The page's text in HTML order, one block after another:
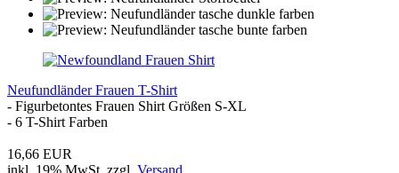
Neufundländer Frauen T-Shirt
- Figurbetontes Frauen Shirt Größen S-XL
- 6 T-Shirt Farben
16,66 EUR
inkl. 19% MwSt. zzgl. Versand